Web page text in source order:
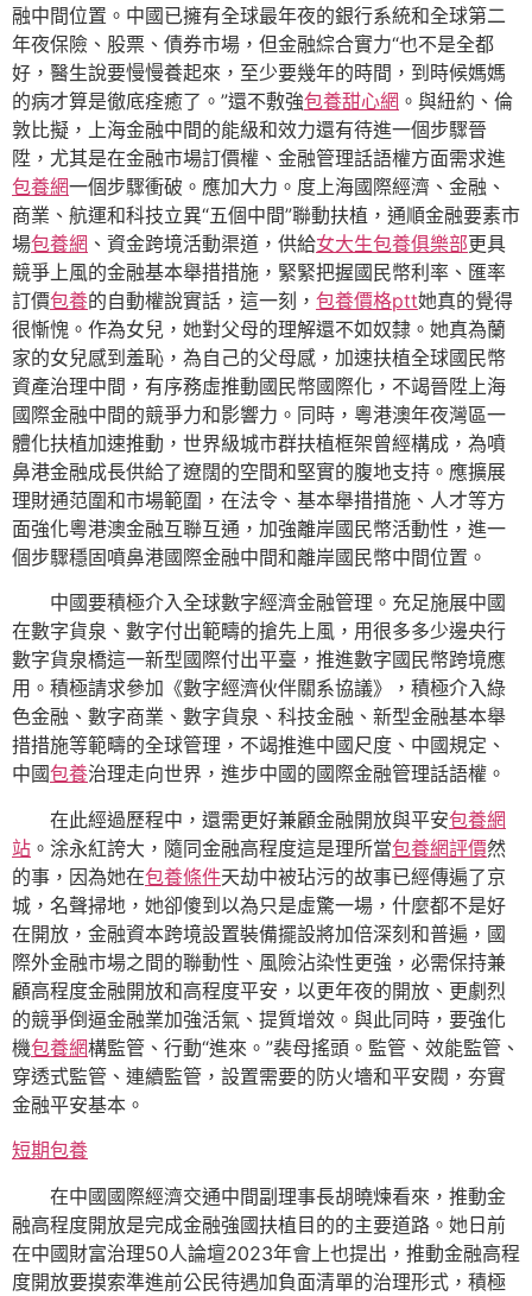
融中間位置。中國已擁有全球最年夜的銀行系統和全球第二
年夜保險、股票、債券市場，但金融綜合實力“也不是全都
好，醫生說要慢慢養起來，至少要幾年的時間，到時候媽媽
的病才算是徹底痊癒了。”還不敷強包養甜心網 。與紐約、倫
敦比擬，上海金融中間的能級和效力還有待進一個步驟晉
陞，尤其是在金融市場訂價權、金融管理話語權方面需求進
包養網一個步驟衝破。應加大力。度上海國際經濟、金融、
商業、航運和科技立異“五個中間”聯動扶植，通順金融要素市
場包養網 、資金跨境活動渠道，供給女大生包養俱樂部更具
競爭上風的金融基本舉措措施，緊緊把握國民幣利率、匯率
訂價包養的自動權說實話，這一刻， 包養價格ptt她真的覺得
很慚愧。作為女兒，她對父母的理解還不如奴隸。她真為蘭
家的女兒感到羞恥，為自己的父母感，加速扶植全球國民幣
資產治理中間，有序務虛推動國民幣國際化，不竭晉陞上海
國際金融中間的競爭力和影響力。同時，粵港澳年夜灣區一
體化扶植加速推動，世界級城市群扶植框架曾經構成，為噴
鼻港金融成長供給了遼闊的空間和堅實的腹地支持。應擴展
理財通范圍和市場範圍，在法令、基本舉措措施、人才等方
面強化粵港澳金融互聯互通，加強離岸國民幣活動性，進一
個步驟穩固噴鼻港國際金融中間和離岸國民幣中間位置。
中國要積極介入全球數字經濟金融管理。充足施展中國
在數字貨泉、數字付出範疇的搶先上風，用很多多少邊央行
數字貨泉橋這一新型國際付出平臺，推進數字國民幣跨境應
用。積極請求參加《數字經濟伙伴關系協議》，積極介入綠
色金融、數字商業、數字貨泉、科技金融、新型金融基本舉
措措施等範疇的全球管理，不竭推進中國尺度、中國規定、
中國包養治理走向世界，進步中國的國際金融管理話語權。
在此經過歷程中，還需更好兼顧金融開放與平安包養網
站 。涂永紅誇大，隨同金融高程度這是理所當包養網評價然
的事，因為她在包養條件天劫中被玷污的故事已經傳遍了京
城，名聲掃地，她卻傻到以為只是虛驚一場，什麼都不是好
在開放，金融資本跨境設置裝備擺設將加倍深刻和普遍，國
際外金融市場之間的聯動性、風險沾染性更強，必需保持兼
顧高程度金融開放和高程度平安，以更年夜的開放、更劇烈
的競爭倒逼金融業加強活氣、提質增效。與此同時，要強化
機包養網構監管、行動“進來。”裴母搖頭。監管、效能監管、
穿透式監管、連續監管，設置需要的防火墻和平安閥，夯實
金融平安基本。
短期包養
在中國國際經濟交通中間副理事長胡曉煉看來，推動金
融高程度開放是完成金融強國扶植目的的主要道路。她日前
在中國財富治理50人論壇2023年會上也提出，推動金融高程
度開放要摸索準進前公民待遇加負面清單的治理形式，積極